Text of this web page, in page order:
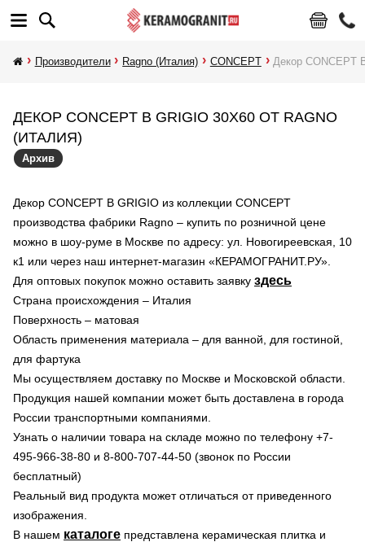
Производители Ragno (Италия) CONCEPT Декор CONCEPT
ДЕКОР CONCEPT B GRIGIO 30X60 ОТ RAGNO
(ИТАЛИЯ)
Архив
Декор CONCEPT B GRIGIO из коллекции CONCEPT
производства фабрики Ragno – купить по розничной цене
можно в шоу-руме в Москве по адресу: ул. Новогиреевская, 10
к1 или через наш интернет-магазин «КЕРАМОГРАНИТ.РУ».
Для оптовых покупок можно оставить заявку здесь
Страна происхождения – Италия
Поверхность – матовая
Область применения материала – для ванной, для гостиной,
для фартука
Мы осуществляем доставку по Москве и Московской области.
Продукция нашей компании может быть доставлена в города
России транспортными компаниями.
Узнать о наличии товара на складе можно по телефону +7-
495-966-38-80 и 8-800-707-44-50 (звонок по России
бесплатный)
Реальный вид продукта может отличаться от приведенного
изображения.
В нашем каталоге представлена керамическая плитка и